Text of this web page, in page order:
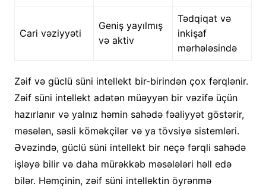
Cari vəziyyəti
Geniş yayılmış
və aktiv
Tədqiqat və
inkişaf
mərhələsində
Zəif və güclü süni intellekt bir-birindən çox fərqlənir.
Zəif süni intellekt adətən müəyyən bir vəzifə üçün
hazırlanır və yalnız həmin sahədə fəaliyyət göstərir,
məsələn, səsli köməkçilər və ya tövsiyə sistemləri.
Əvəzində, güclü süni intellekt bir neçə fərqli sahədə
işləyə bilir və daha mürəkkəb məsələləri həll edə
bilər. Həmçinin, zəif süni intellektin öyrənmə